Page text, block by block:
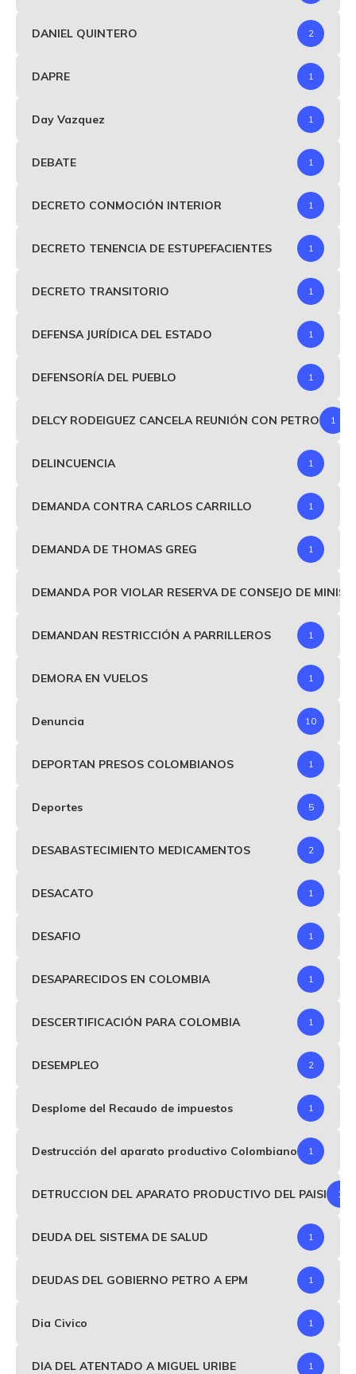
DANIEL QUINTERO 2
DAPRE 1
Day Vazquez 1
DEBATE 1
DECRETO CONMOCIÓN INTERIOR 1
DECRETO TENENCIA DE ESTUPEFACIENTES 1
DECRETO TRANSITORIO 1
DEFENSA JURÍDICA DEL ESTADO 1
DEFENSORÍA DEL PUEBLO 1
DELCY RODEIGUEZ CANCELA REUNIÓN CON PETRO 1
DELINCUENCIA 1
DEMANDA CONTRA CARLOS CARRILLO 1
DEMANDA DE THOMAS GREG 1
DEMANDA POR VIOLAR RESERVA DE CONSEJO DE
DEMANDAN RESTRICCIÓN A PARRILLEROS 1
DEMORA EN VUELOS 1
Denuncia 10
DEPORTAN PRESOS COLOMBIANOS 1
Deportes 5
DESABASTECIMIENTO MEDICAMENTOS 2
DESACATO 1
DESAFIO 1
DESAPARECIDOS EN COLOMBIA 1
DESCERTIFICACIÓN PARA COLOMBIA 1
DESEMPLEO 2
Desplome del Recaudo de impuestos 1
Destrucción del aparato productivo Colombiano 1
DETRUCCION DEL APARATO PRODUCTIVO DEL PAISI 1
DEUDA DEL SISTEMA DE SALUD 1
DEUDAS DEL GOBIERNO PETRO A EPM 1
Dia Civico 1
DIA DEL ATENTADO A MIGUEL URIBE 1